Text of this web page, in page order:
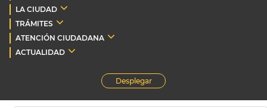
LA CIUDAD
TRÁMITES
ATENCIÓN CIUDADANA
ACTUALIDAD
Desplegar